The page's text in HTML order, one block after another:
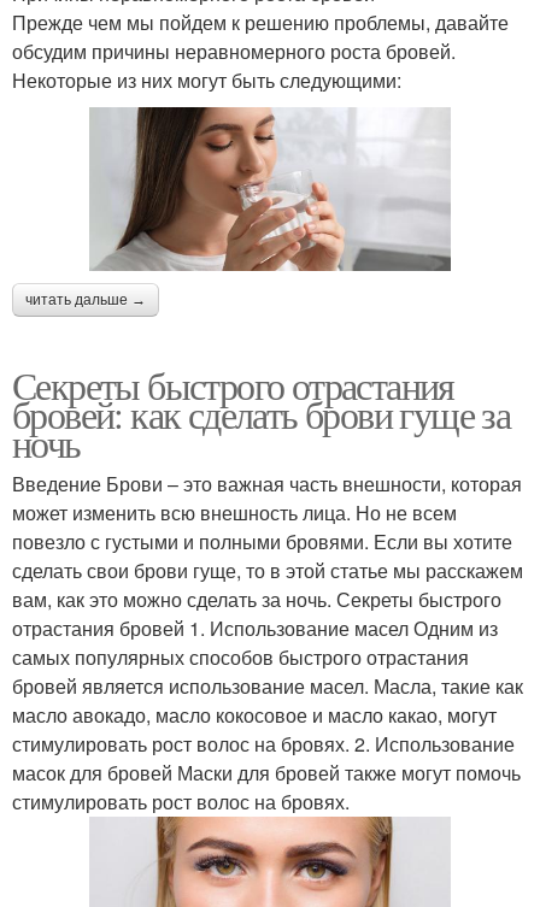
Прежде чем мы пойдем к решению проблемы, давайте
обсудим причины неравномерного роста бровей.
Некоторые из них могут быть следующими:
читать дальше →
Секреты быстрого отрастания
бровей: как сделать брови гуще за
ночь
Введение Брови – это важная часть внешности, которая
может изменить всю внешность лица. Но не всем
повезло с густыми и полными бровями. Если вы хотите
сделать свои брови гуще, то в этой статье мы расскажем
вам, как это можно сделать за ночь. Секреты быстрого
отрастания бровей 1. Использование масел Одним из
самых популярных способов быстрого отрастания
бровей является использование масел. Масла, такие как
масло авокадо, масло кокосовое и масло какао, могут
стимулировать рост волос на бровях. 2. Использование
масок для бровей Маски для бровей также могут помочь
стимулировать рост волос на бровях.